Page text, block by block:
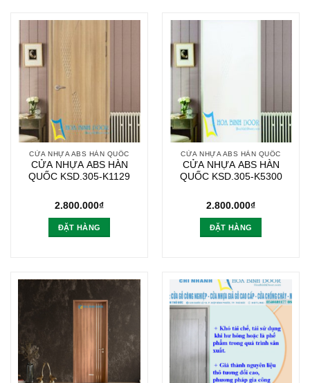
CỬA NHỰA ABS HÀN QUỐC
CỬA NHỰA ABS HÀN
QUỐC KSD.305-K1129
2.800.000₫
ĐẶT HÀNG
CỬA NHỰA ABS HÀN QUỐC
CỬA NHỰA ABS HÀN
QUỐC KSD.305-K5300
2.800.000₫
ĐẶT HÀNG